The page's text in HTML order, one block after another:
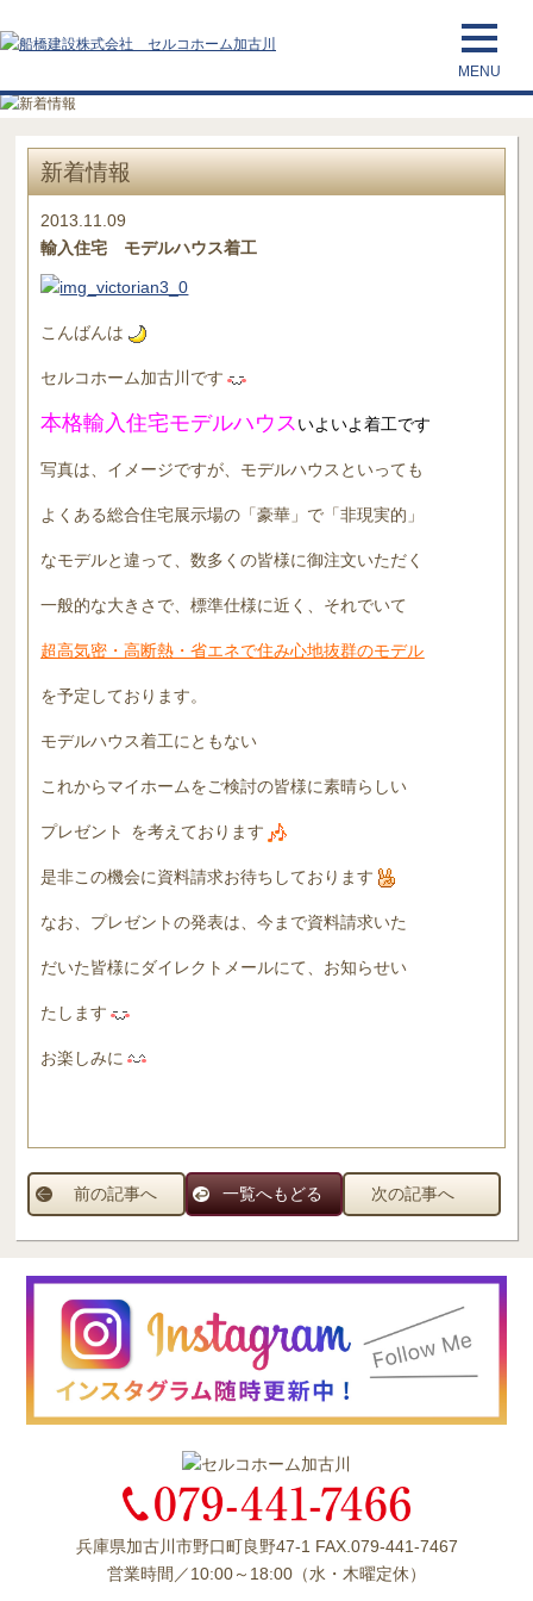
新着情報
2013.11.09
輸入住宅 モデルハウス着工
こんばんは
セルコホーム加古川です
本格輸入住宅モデルハウスいよいよ着工です
写真は、イメージですが、モデルハウスといっても
よくある総合住宅展示場の「豪華」で「非現実的」
なモデルと違って、数多くの皆様に御注文いただく
一般的な大きさで、標準仕様に近く、それでいて
超高気密・高断熱・省エネで住み心地抜群のモデル
を予定しております。
モデルハウス着工にともない
これからマイホームをご検討の皆様に素晴らしい
プレゼント を考えております
是非この機会に資料請求お待ちしております
なお、プレゼントの発表は、今まで資料請求いた
だいた皆様にダイレクトメールにて、お知らせい
たします
お楽しみに
前の記事へ 一覧へもどる 次の記事へ
兵庫県加古川市野口町良野47-1 FAX.079-441-7467
営業時間／10:00～18:00（水・木曜定休）